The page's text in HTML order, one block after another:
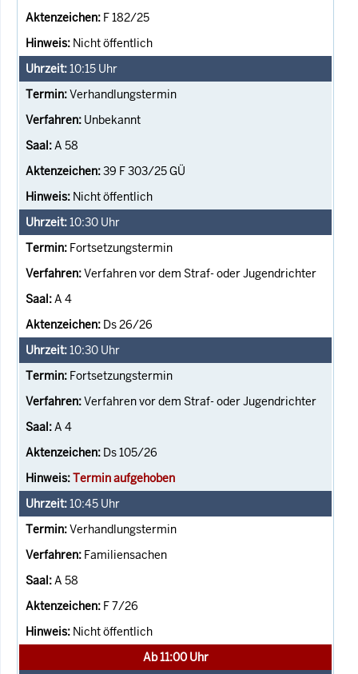
F 182/25
Nicht öffentlich
10:15 Uhr
Verhandlungstermin
Unbekannt
A 58
39 F 303/25 GÜ
Nicht öffentlich
10:30 Uhr
Fortsetzungstermin
Verfahren vor dem Straf- oder Jugendrichter
A 4
Ds 26/26
10:30 Uhr
Fortsetzungstermin
Verfahren vor dem Straf- oder Jugendrichter
A 4
Ds 105/26
Termin aufgehoben
10:45 Uhr
Verhandlungstermin
Familiensachen
A 58
F 7/26
Nicht öffentlich
Ab 11:00 Uhr